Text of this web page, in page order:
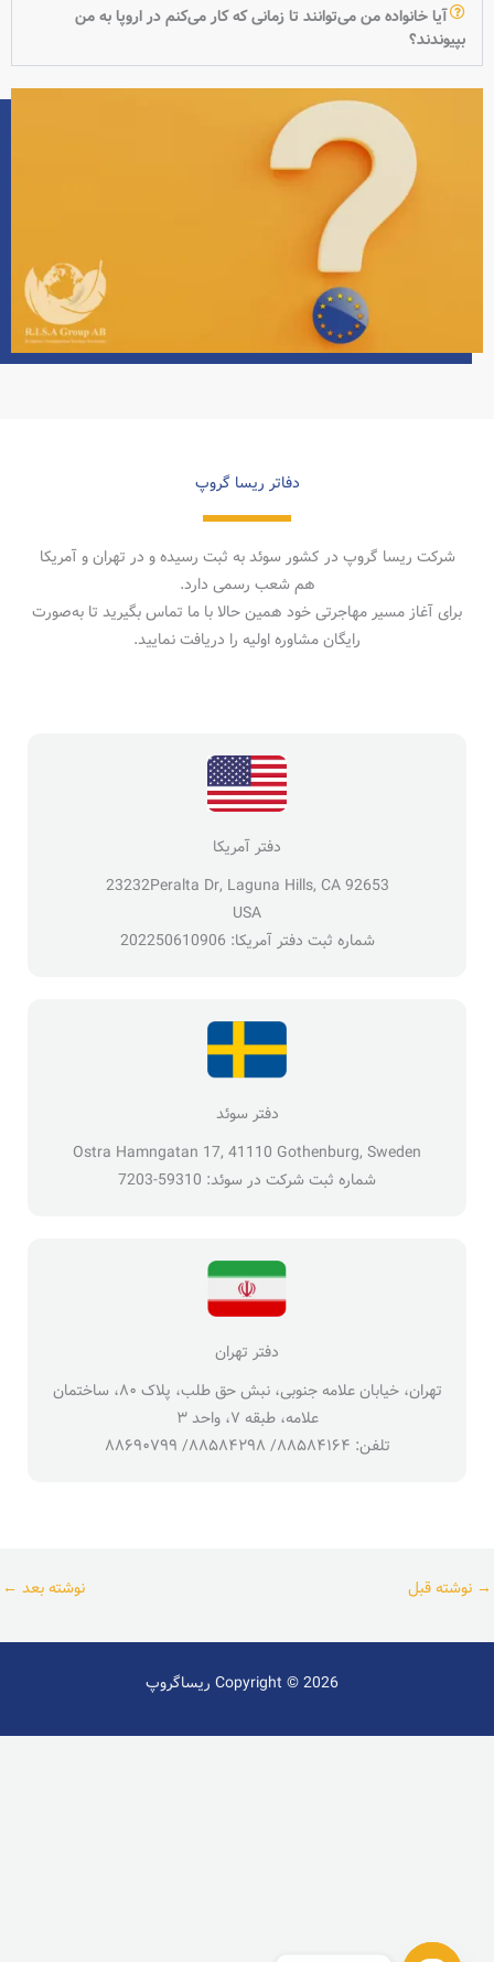
آیا خانواده من می‌توانند تا زمانی که کار می‌کنم در اروپا به من
بپیوندند؟
دفاتر ریسا گروپ
شرکت ریسا گروپ در کشور سوئد به ثبت رسیده و در تهران و آمریکا
هم شعب رسمی دارد.
برای آغاز مسیر مهاجرتی خود همین حالا با ما تماس بگیرید تا به‌صورت
رایگان مشاوره اولیه را دریافت نمایید.
دفتر آمریکا
23232Peralta Dr, Laguna Hills, CA 92653
USA
شماره ثبت دفتر آمریکا: 202250610906
دفتر سوئد
Ostra Hamngatan 17, 41110 Gothenburg, Sweden
شماره ثبت شرکت در سوئد: 59310-7203
دفتر تهران
تهران، خیابان علامه جنوبی، نبش حق طلب، پلاک ۸۰، ساختمان
علامه، طبقه ۷، واحد ۳
تلفن: ۸۸۵۸۴۱۶۴/ ۸۸۵۸۴۲۹۸/ ۸۸۶۹۰۷۹۹
→ نوشته قبل نوشته بعد ←
Copyright © 2026 ریساگروپ